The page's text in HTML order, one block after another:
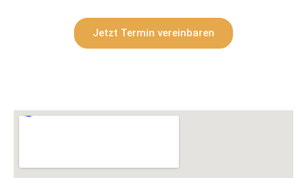
Jetzt Termin vereinbaren